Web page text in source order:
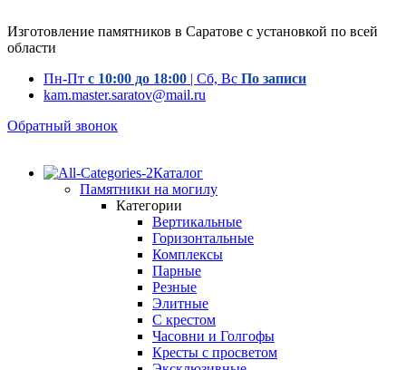
Изготовление памятников в Саратове с установкой по всей
области
Пн-Пт с 10:00 до 18:00 | Сб, Вс По записи
kam.master.saratov@mail.ru
Обратный звонок
Каталог
Памятники на могилу
Категории
Вертикальные
Горизонтальные
Комплексы
Парные
Резные
Элитные
С крестом
Часовни и Голгофы
Кресты с просветом